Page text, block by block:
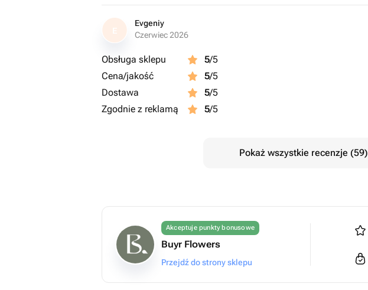
E
Evgeniy
Czerwiec 2026
Obsługa sklepu 5/5
Cena/jakość
5/5
Dostawa
5/5
Zgodnie z reklamą
5/5
Pokaż wszystkie recenzje (59)
Akceptuje punkty bonusowe
Buyr Flowers
Przejdź do strony sklepu